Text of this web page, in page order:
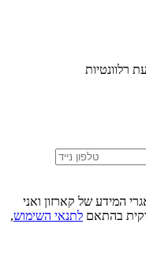
רלוונטיות
המידע של קארזון ואני
בהתאם לתנאי השימוש,